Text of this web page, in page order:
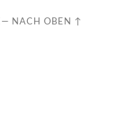
— NACH OBEN ↑